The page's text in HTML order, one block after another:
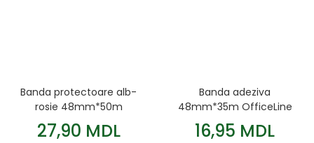
Banda protectoare alb-
rosie 48mm*50m
27,90 MDL
Banda adeziva
48mm*35m OfficeLine
Galben
16,95 MDL